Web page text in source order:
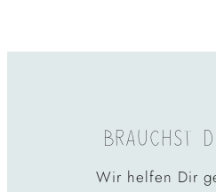
BRAUCHST
Wir helfen Dir